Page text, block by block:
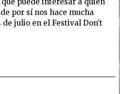
por sí nos hace mucha
julio en el Festival Don’t